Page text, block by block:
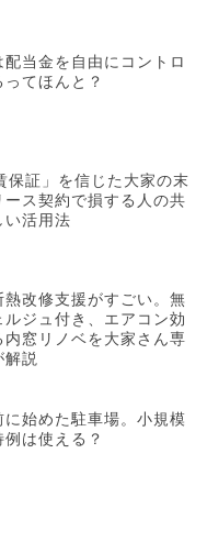
配当金を自由にコントロ
てほんと？
保証」を信じた大家の末
ス契約で損する人の共
い活用法
熱改修支援がすごい。無
ルジュ付き、エアコン効
内窓リノベを大家さん専
解説
に始めた駐車場。小規模
は使える？